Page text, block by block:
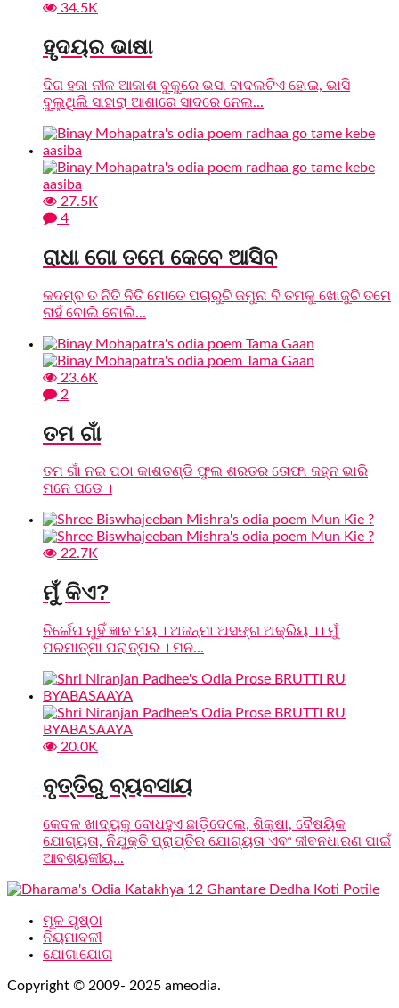
34.5K
ହୃଦୟର ଭାଷା
ଦିଗ ହଜା ନୀଳ ଆକାଶ ବୁକୁରେ ଭସା ବାଦଲଟିଏ ହୋଇ, ଭାସି
ବୁଲୁଥିଲି ସାହାରା ଆଶାରେ ସାଦରେ ନେଲ...
27.5K
4
ରାଧା ଗୋ ତମେ କେବେ ଆସିବ
କଦମ୍ବ ତ ନିତି ନିତି ମୋତେ ପଚାରୁଚି ଜମୁନା ବି ତମକୁ ଖୋଜୁଚି ତମେ
ନାହଁ ବୋଲି ବୋଲି...
23.6K
2
ତମ ଗାଁ
ତମ ଗାଁ ନଇ ପଠା କାଶତଣ୍ଡି ଫୁଲ ଶରତର ତୋଫା ଜହ୍ନ ଭାରି
ମନେ ପଡେ ।
22.7K
ମୁଁ କିଏ?
ନିର୍ଲେପ ମୁହିଁ ଜ୍ଞାନ ମୟ । ଅଜନ୍ମା ଅସଙ୍ଗ ଅକ୍ରିୟ ।। ମୁଁ
ପରମାତ୍ମା ପରାତ୍ପର । ମନ...
20.0K
ବୃତ୍ତିରୁ ବ୍ୟବସାୟ
କେବଳ ଖାଦ୍ୟକୁ ବୋଧହୁଏ ଛାଡ଼ିଦେଲେ, ଶିକ୍ଷା, ବୈଷୟିକ
ଯୋଗ୍ୟତା, ନିଯୁକ୍ତି ପ୍ରାପ୍ତିର ଯୋଗ୍ୟତା ଏବଂ ଜୀବନଧାରଣ ପାଇଁ
ଆବଶ୍ୟକୀୟ...
ମୂଳ ପୃଷ୍ଠା
ନିୟମାବଳୀ
ଯୋଗାଯୋଗ
Copyright © 2009- 2025 ameodia.